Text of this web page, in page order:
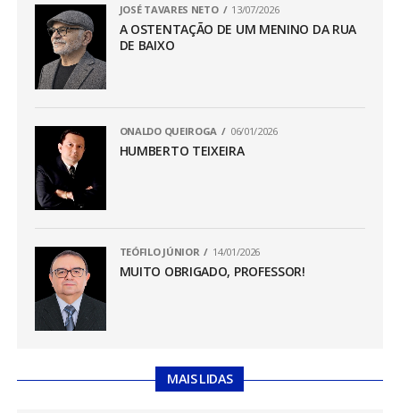
JOSÉ TAVARES NETO 13/07/2026
A OSTENTAÇÃO DE UM MENINO DA RUA
DE BAIXO
ONALDO QUEIROGA 06/01/2026
HUMBERTO TEIXEIRA
TEÓFILO JÚNIOR 14/01/2026
MUITO OBRIGADO, PROFESSOR!
MAIS LIDAS